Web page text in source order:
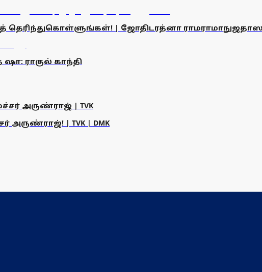
தெரிந்துகொள்ளுங்கள்! | ஜோதிடரத்னா
ஷா: ராகுல் காந்தி
அருண்ராஜ் | TVK
| TVK | DMK